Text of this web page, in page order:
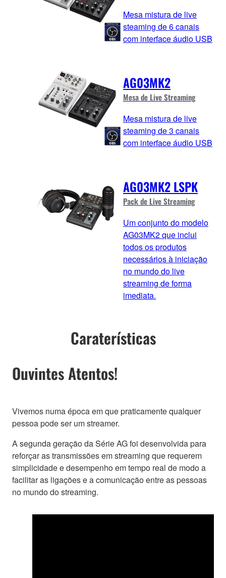
Mesa mistura de live
steaming de 6 canais
com interface áudio USB
AG03MK2
Mesa de Live Streaming
Mesa mistura de live
steaming de 3 canais
com interface áudio USB
AG03MK2 LSPK
Pack de Live Streaming
Um conjunto do modelo
AG03MK2 que inclui
todos os produtos
necessários à iniciação
no mundo do live
streaming de forma
imediata.
Caraterísticas
Ouvintes Atentos!
Vivemos numa época em que praticamente qualquer
pessoa pode ser um streamer.
A segunda geração da Série AG foi desenvolvida para
reforçar as transmissões em streaming que requerem
simplicidade e desempenho em tempo real de modo a
facilitar as ligações e a comunicação entre as pessoas
no mundo do streaming.